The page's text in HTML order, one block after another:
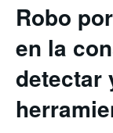
Robo
en la
detectar